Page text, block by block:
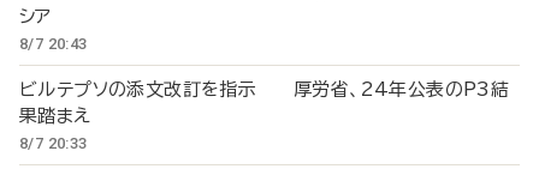
シア
8/7 20:43
ビルテプソの添文改訂を指示 厚労省、24年公表のP3結
果踏まえ
8/7 20:33